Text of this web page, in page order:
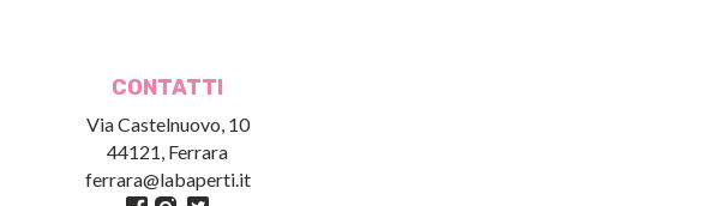
CONTATTI
Via Castelnuovo, 10
44121, Ferrara
ferrara@labaperti.it